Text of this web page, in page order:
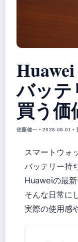
バッテ
買う価
佐藤健一 • 2026-06-01 •
スマートウォ
バッテリー持
Huaweiの最
そんな日常に
実際の使用感